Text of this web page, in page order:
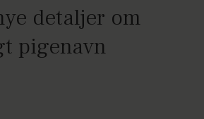
detaljer om
pigenavn